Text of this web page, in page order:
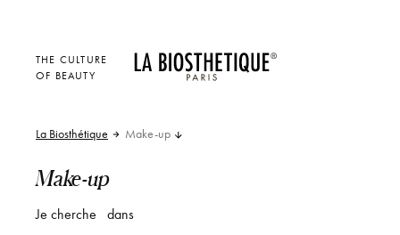
THE CULTURE
OF BEAUTY
La Biosthétique Make-up
Make-up
Je cherche dans